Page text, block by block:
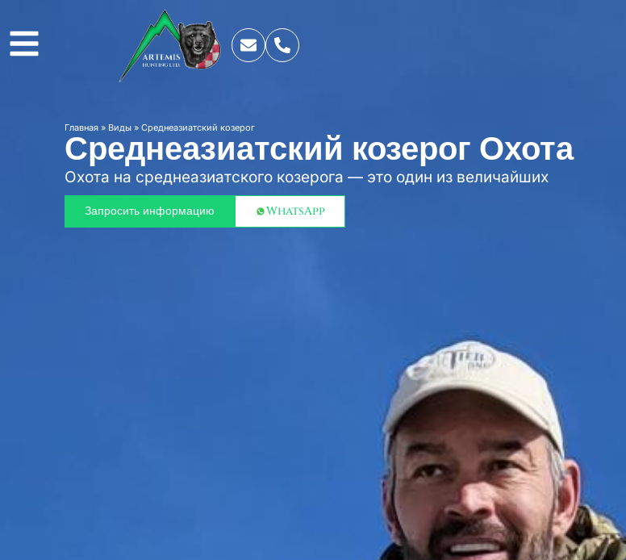
Главная » Виды » Среднеазиатский козерог
Среднеазиатский козерог Охота
Охота на среднеазиатского козерога — это один из величайших
опытов в жизни.
Запросить информацию WhatsApp